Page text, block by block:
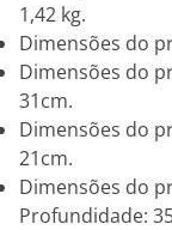
1,42 kg.
Dimensões do
Dimensões do
31cm.
Dimensões do
21cm.
Dimensões do
Profundidade: